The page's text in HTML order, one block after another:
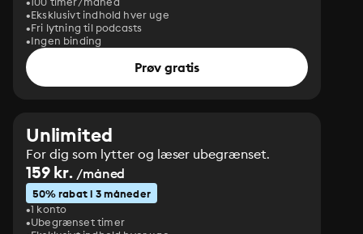
Eksklusivt indhold hver uge
Fri lytning til podcasts
Ingen binding
Prøv gratis
Unlimited
For dig som lytter og læser ubegrænset.
159 kr. /måned
50% rabat i 3 måneder
1 konto
Ubegrænset timer